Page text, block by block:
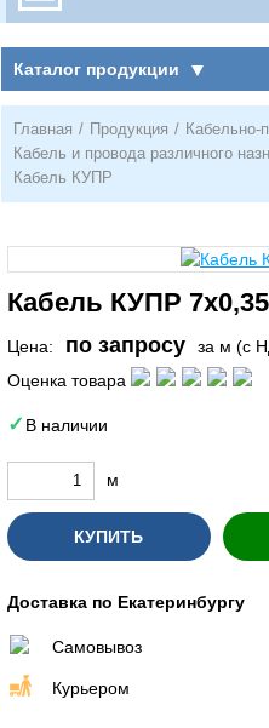
Каталог продукции
Главная / Продукция / Кабельно-
Кабель и провода различного
Кабель КУПР
Кабель КУПР 7х0,35
Цена: по запросу
за м (с
Оценка товара
В наличии
м
КУПИТЬ
Доставка по Екатеринбургу
Самовывоз
Курьером